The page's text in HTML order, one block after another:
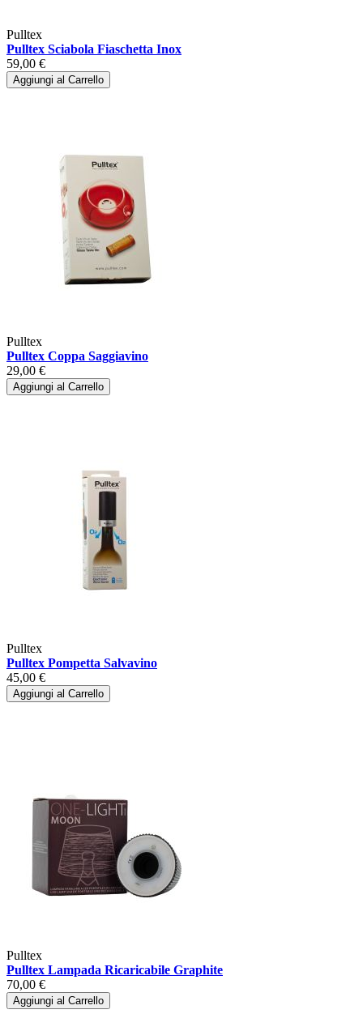
Pulltex
Pulltex Sciabola Fiaschetta Inox
59,00 €
Aggiungi al Carrello
Pulltex
Pulltex Coppa Saggiavino
29,00 €
Aggiungi al Carrello
Pulltex
Pulltex Pompetta Salvavino
45,00 €
Aggiungi al Carrello
Pulltex
Pulltex Lampada Ricaricabile Graphite
70,00 €
Aggiungi al Carrello